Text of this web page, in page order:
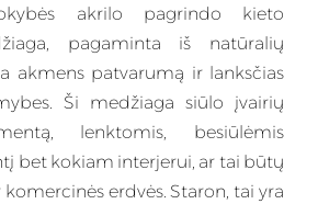
akrilo pagrindo kieto
pagaminta iš natūralių
akmens patvarumą ir lanksčias
Ši medžiaga siūlo įvairių
lenktomis, besiūlėmis
bet kokiam interjerui, ar tai būtų
erdvės. Staron, tai yra